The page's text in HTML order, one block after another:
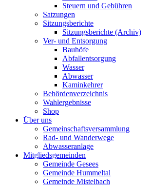
Steuern und Gebühren
Satzungen
Sitzungsberichte
Sitzungsberichte (Archiv)
Ver- und Entsorgung
Bauhöfe
Abfallentsorgung
Wasser
Abwasser
Kaminkehrer
Behördenverzeichnis
Wahlergebnisse
Shop
Über uns
Gemeinschaftsversammlung
Rad- und Wanderwege
Abwasseranlage
Mitgliedsgemeinden
Gemeinde Gesees
Gemeinde Hummeltal
Gemeinde Mistelbach